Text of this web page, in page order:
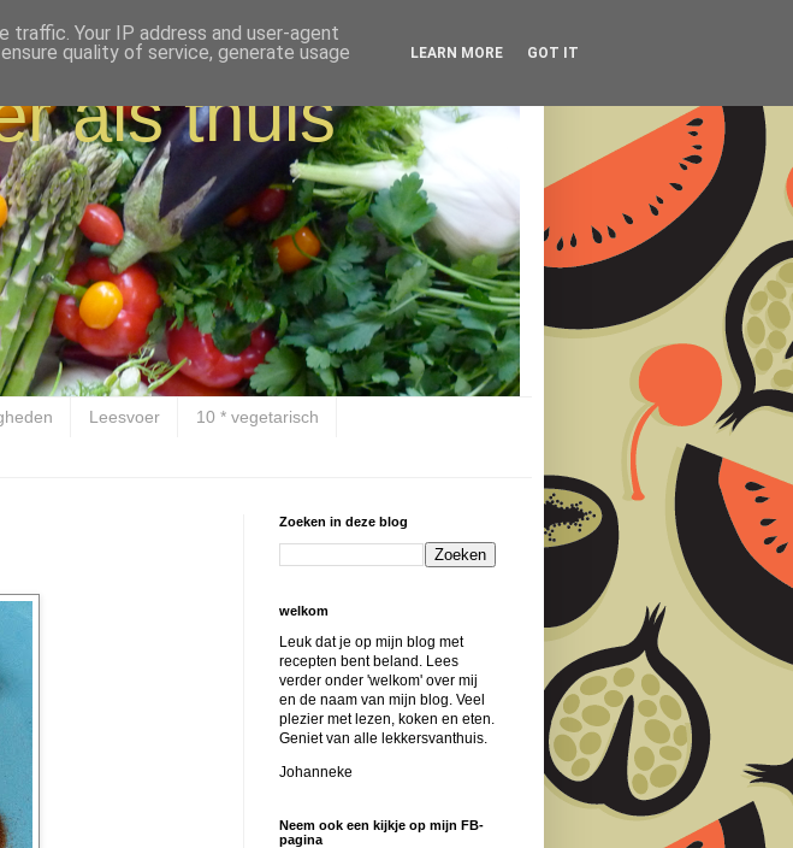
als thuis
Leesvoer 10 * vegetarisch
Zoeken in deze blog
welkom
Leuk dat je op mijn blog met
recepten bent beland. Lees
verder onder 'welkom' over mij
en de naam van mijn blog. Veel
plezier met lezen, koken en eten.
Geniet van alle lekkersvanthuis.
Johanneke
Neem ook een kijkje op mijn FB-
pagina
Your IP address and user-agent
quality of service, generate usage
LEARN MORE GOT IT